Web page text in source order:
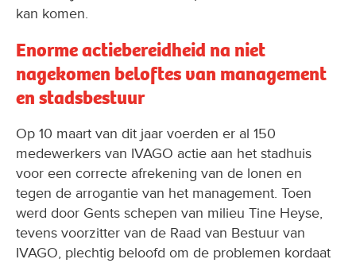
kan komen.
Enorme actiebereidheid na niet
nagekomen beloftes van management
en stadsbestuur
Op 10 maart van dit jaar voerden er al 150
medewerkers van IVAGO actie aan het stadhuis
voor een correcte afrekening van de lonen en
tegen de arrogantie van het management. Toen
werd door Gents schepen van milieu Tine Heyse,
tevens voorzitter van de Raad van Bestuur van
IVAGO, plechtig beloofd om de problemen kordaat